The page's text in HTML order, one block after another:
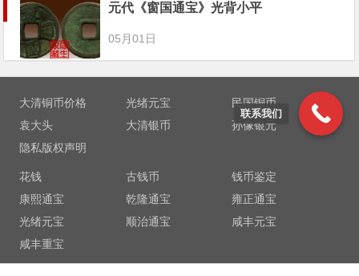
元代《窗国通宝》光背小平
05月01日
大清铜币价格 光绪元宝
民国铜币
袁大头
大清银币
孙像银元
隐私版权声明
花钱 古钱币
钱币鉴定
康熙通宝
乾隆通宝
雍正通宝
光绪元宝
顺治通宝
咸丰元宝
咸丰重宝
联系我们